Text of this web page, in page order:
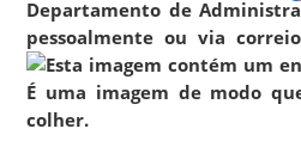
Departamento de
pessoalmente ou via